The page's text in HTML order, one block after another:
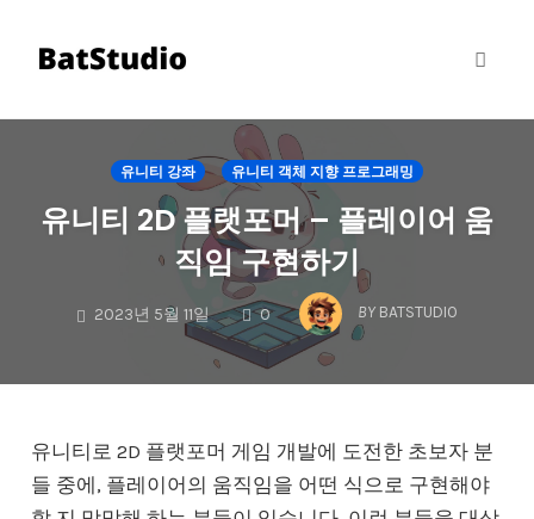
유니티 강좌 유니티 객체 지향 프로그래밍
유니티 2D 플랫포머 – 플레이어 움
직임 구현하기
2023년 5월 11일 0
COMMENTS
BY BATSTUDIO
유니티로 2D 플랫포머 게임 개발에 도전한 초보자 분
들 중에, 플레이어의 움직임을 어떤 식으로 구현해야